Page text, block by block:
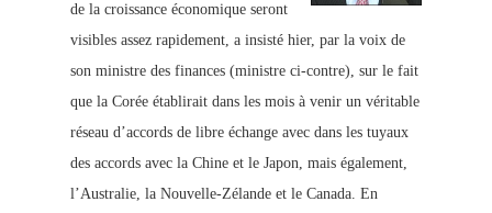
de la croissance économique seront
visibles assez rapidement, a insisté hier, par la voix de
son ministre des finances (ministre ci-contre), sur le fait
que la Corée établirait dans les mois à venir un véritable
réseau d’accords de libre échange avec dans les tuyaux
des accords avec la Chine et le Japon, mais également,
l’Australie, la Nouvelle-Zélande et le Canada. En